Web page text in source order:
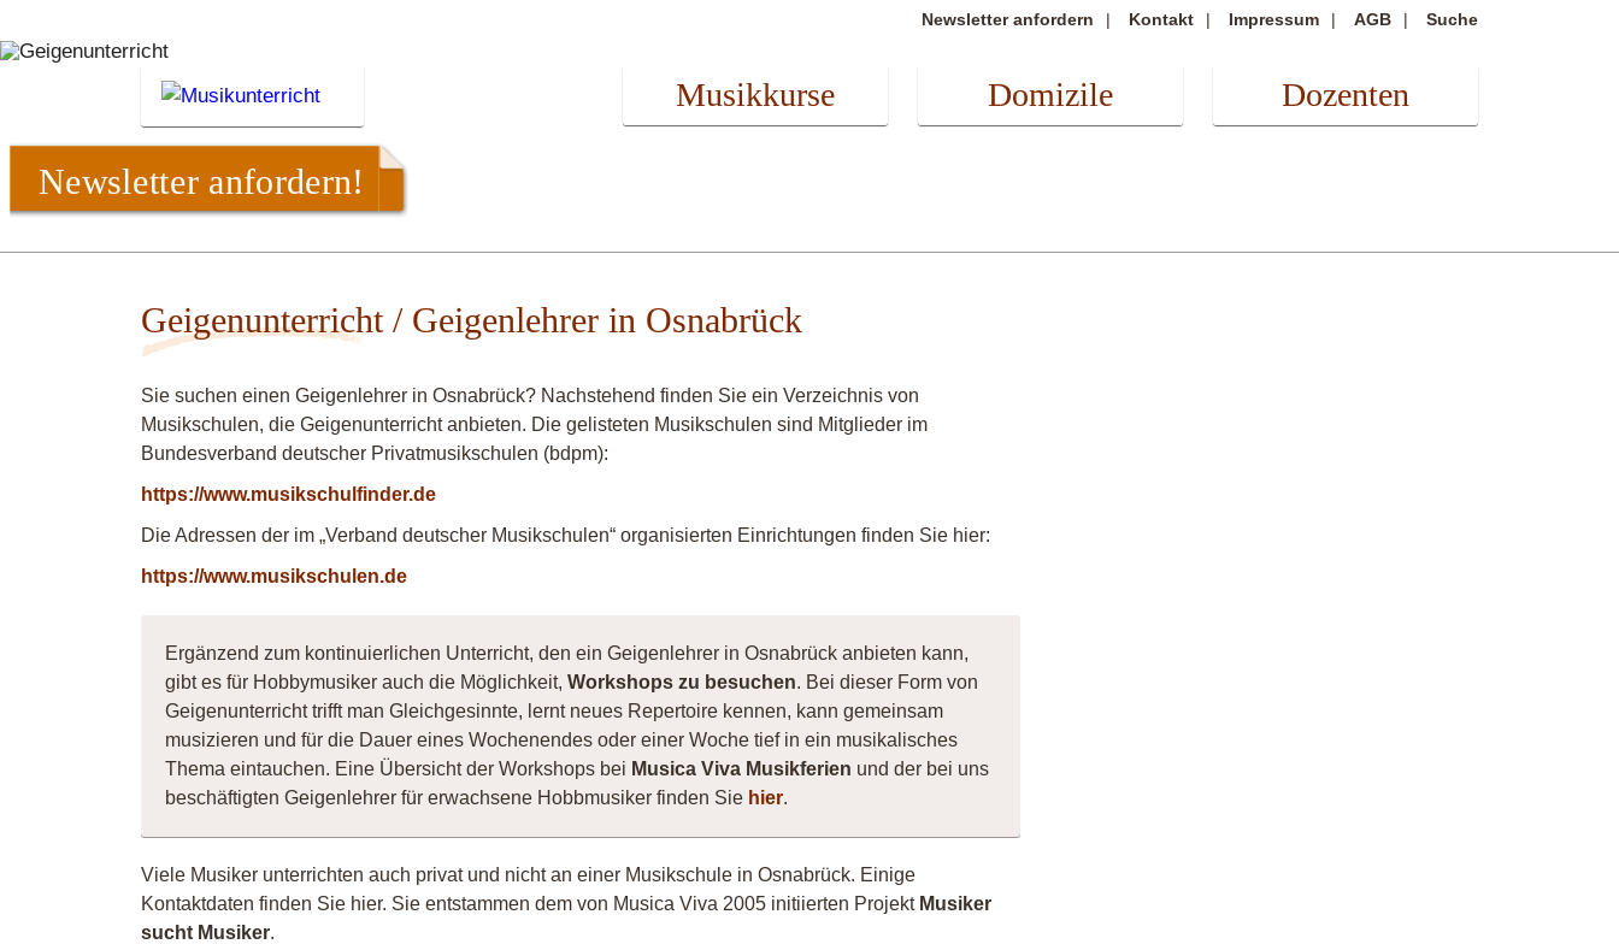
Newsletter anfordern Kontakt Impressum AGB Suche
Musikkurse Domizile Dozenten
Newsletter anfordern!
Geigenunterricht / Geigenlehrer in Osnabrück
Sie suchen einen Geigenlehrer in Osnabrück? Nachstehend finden Sie ein Verzeichnis von
Musikschulen, die Geigenunterricht anbieten. Die gelisteten Musikschulen sind Mitglieder im
Bundesverband deutscher Privatmusikschulen (bdpm):
https://www.musikschulfinder.de
Die Adressen der im „Verband deutscher Musikschulen“ organisierten Einrichtungen finden Sie hier:
https://www.musikschulen.de
Ergänzend zum kontinuierlichen Unterricht, den ein Geigenlehrer in Osnabrück anbieten kann,
gibt es für Hobbymusiker auch die Möglichkeit, Workshops zu besuchen. Bei dieser Form von
Geigenunterricht trifft man Gleichgesinnte, lernt neues Repertoire kennen, kann gemeinsam
musizieren und für die Dauer eines Wochenendes oder einer Woche tief in ein musikalisches
Thema eintauchen. Eine Übersicht der Workshops bei Musica Viva Musikferien und der bei uns
beschäftigten Geigenlehrer für erwachsene Hobbmusiker finden Sie hier.
Viele Musiker unterrichten auch privat und nicht an einer Musikschule in Osnabrück. Einige
Kontaktdaten finden Sie hier. Sie entstammen dem von Musica Viva 2005 initiierten Projekt Musiker
sucht Musiker.